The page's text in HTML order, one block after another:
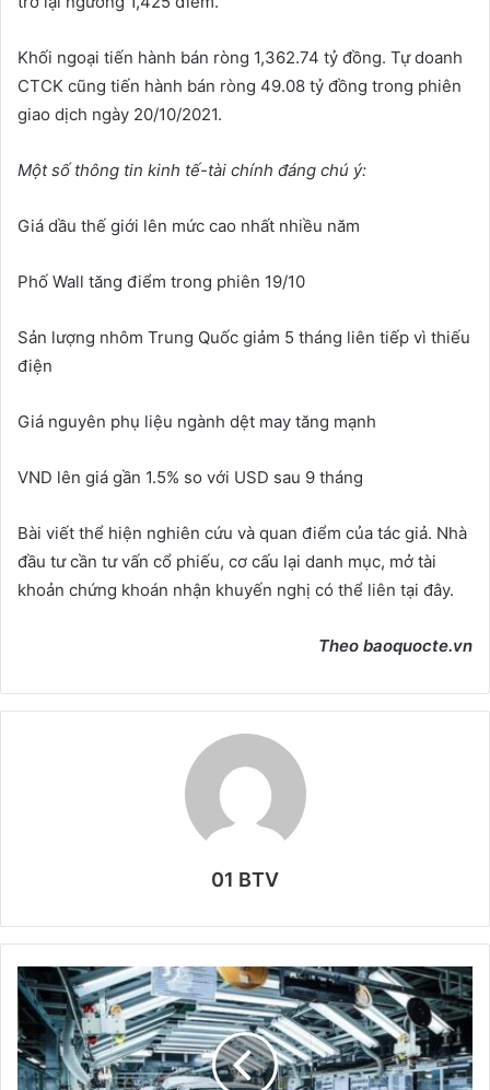
Khối ngoại tiến hành bán ròng 1,362.74 tỷ đồng. Tự doanh
CTCK cũng tiến hành bán ròng 49.08 tỷ đồng trong phiên
giao dịch ngày 20/10/2021.
Một số thông tin kinh tế-tài chính đáng chú ý:
Giá dầu thế giới lên mức cao nhất nhiều năm
Phố Wall tăng điểm trong phiên 19/10
Sản lượng nhôm Trung Quốc giảm 5 tháng liên tiếp vì thiếu
điện
Giá nguyên phụ liệu ngành dệt may tăng mạnh
VND lên giá gần 1.5% so với USD sau 9 tháng
Bài viết thể hiện nghiên cứu và quan điểm của tác giả. Nhà
đầu tư cần tư vấn cổ phiếu, cơ cấu lại danh mục, mở tài
khoản chứng khoán nhận khuyến nghị có thể liên tại đây.
Theo baoquocte.vn
01 BTV